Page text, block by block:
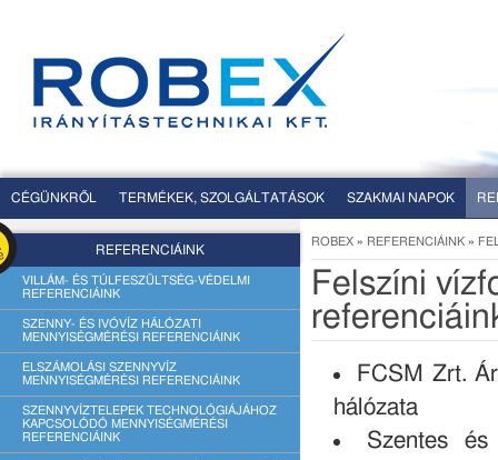
CÉGÜNKRŐL TERMÉKEK, SZOLGÁLTATÁSOK SZAKMAI NAPOK
REFERENCIÁINK
VILLÁM- ÉS TÚLFESZÜLTSÉG-VÉDELMI
REFERENCIÁINK
SZENNY- ÉS IVÓVÍZ HÁLÓZATI
MENNYISÉGMÉRÉSI REFERENCIÁINK
ELSZÁMOLÁSI SZENNYVÍZ
MENNYISÉGMÉRÉSI REFERENCIÁINK
SZENNYVÍZTELEPEK TECHNOLÓGIÁJÁHOZ
KAPCSOLÓDÓ MENNYISÉGMÉRÉSI
REFERENCIÁINK
ROBEX » REFERENCIÁINK »
Felszíni
FCSM Zrt.
hálózata
Szentes és